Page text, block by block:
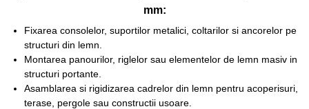
mm:
Fixarea consolelor, suportilor metalici, coltarilor si ancorelor pe
structuri din lemn.
Montarea panourilor, riglelor sau elementelor de lemn masiv in
structuri portante.
Asamblarea si rigidizarea cadrelor din lemn pentru acoperisuri,
terase, pergole sau constructii usoare.